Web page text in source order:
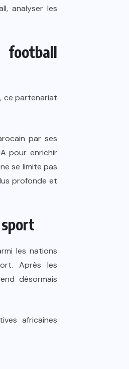
analyser les
football
ce partenariat
par ses
pour enrichir
se limite pas
profonde et
les nations
Après les
désormais
africaines